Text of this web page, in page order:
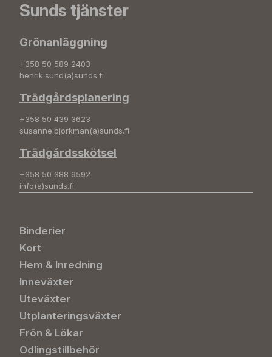
Sunds tjänster
Grönanläggning
+358 50 589 2403
henrik.sund(a)sunds.fi
Trädgårdsplanering
+358 50 439 3623
susanne.bjorkman(a)sunds.fi
Trädgårdsskötsel
+358 50 388 9592
info(a)sunds.fi
Binderier
Kort
Hem & Inredning
Inneväxter
Uteväxter
Utplanteringsväxter
Frön & Lökar
Odlingstillbehör